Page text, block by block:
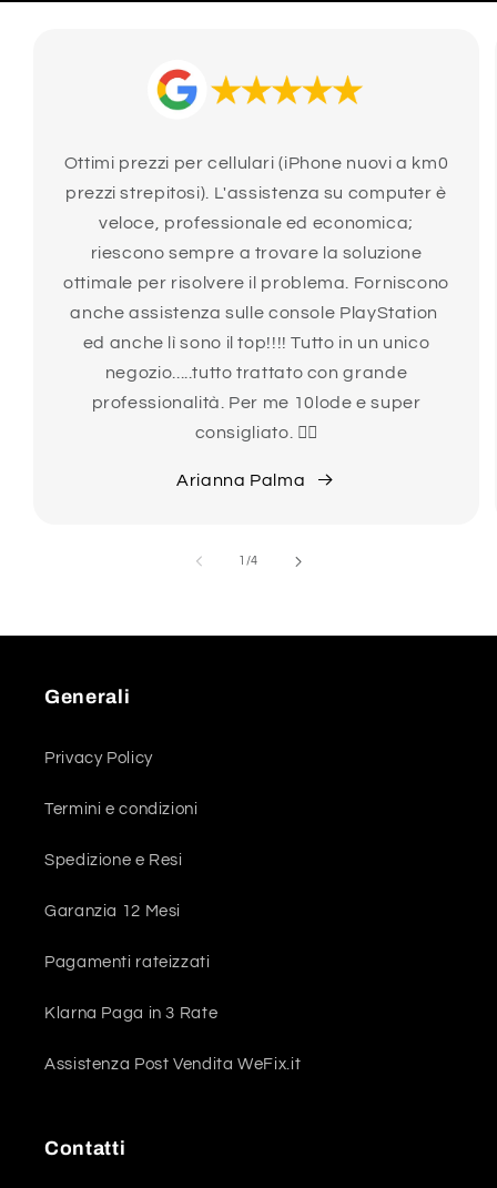
Ottimi prezzi per cellulari (iPhone nuovi a km0
prezzi strepitosi). L'assistenza su computer è
veloce, professionale ed economica;
riescono sempre a trovare la soluzione
ottimale per risolvere il problema. Forniscono
anche assistenza sulle console PlayStation
ed anche lì sono il top!!!! Tutto in un unico
negozio.....tutto trattato con grande
professionalità. Per me 10lode e super
consigliato. 👍🏻
Arianna Palma
1 /su
4
Generali
Privacy Policy
Termini e condizioni
Spedizione e Resi
Garanzia 12 Mesi
Pagamenti rateizzati
Klarna Paga in 3 Rate
Assistenza Post Vendita WeFix.it
Contatti